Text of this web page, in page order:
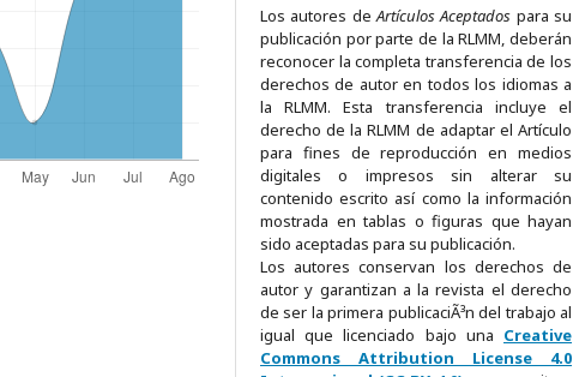
Los autores de Artículos Aceptados para su
publicación por parte de la RLMM, deberán
reconocer la completa transferencia de los
derechos de autor en todos los idiomas a
la RLMM. Esta transferencia incluye el
derecho de la RLMM de adaptar el Artículo
para fines de reproducción en medios
digitales o impresos sin alterar su
contenido escrito así como la información
mostrada en tablas o figuras que hayan
sido aceptadas para su publicación.
Los autores conservan los derechos de
autor y garantizan a la revista el derecho
de ser la primera publicaciÃ³n del trabajo al
igual que licenciado bajo una Creative
Commons Attribution License 4.0